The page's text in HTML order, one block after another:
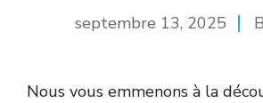
septembre 13, 2025
Nous vous emmenons à la